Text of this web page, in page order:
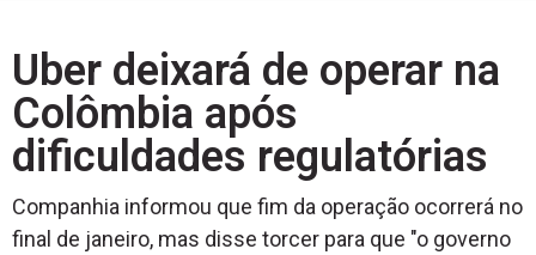
Uber deixará de operar na
Colômbia após
dificuldades regulatórias
Companhia informou que fim da operação ocorrerá no
final de janeiro, mas disse torcer para que "o governo